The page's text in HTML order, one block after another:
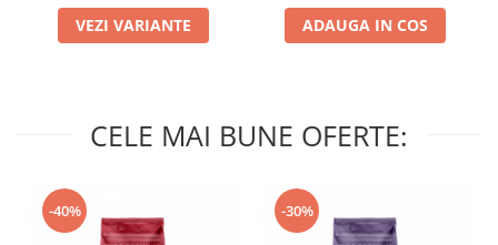
VEZI VARIANTE ADAUGA IN COS
CELE MAI BUNE OFERTE:
-40% -30%